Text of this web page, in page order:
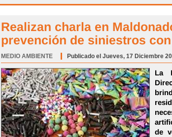
Realizan charla en
prevención de siniestros
MEDIO AMBIENTE Publicado el Jueves, 17 Diciembre
La
de